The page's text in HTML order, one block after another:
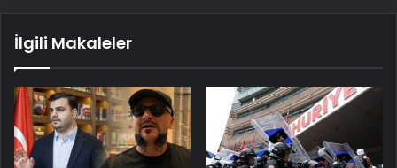
İlgili Makaleler